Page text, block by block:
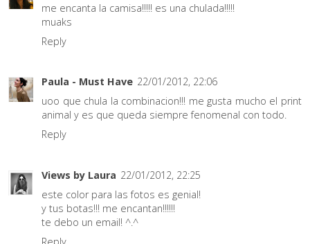
me encanta la camisa!!!!! es una chulada!!!!!
muaks
Reply
Paula - Must Have 22/01/2012, 22:06
uoo que chula la combinacion!!! me gusta mucho el print
animal y es que queda siempre fenomenal con todo.
Reply
Views by Laura 22/01/2012, 22:25
este color para las fotos es genial!
y tus botas!!! me encantan!!!!!!
te debo un email! ^.^
Reply